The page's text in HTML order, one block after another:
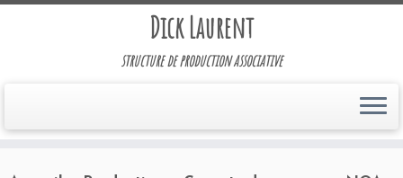
Dick Laurent
structure de production associative